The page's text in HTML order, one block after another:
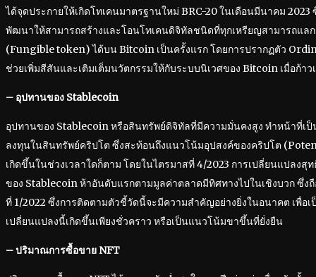
ได้จุดประกายให้เกิดโทเคนมาตรฐานใหม่ BRC-20 ในเดือนมีนาคม
พัฒนาให้สามารถสร้างและโอนโทเคนดิจิทัลชนิดที่ทุกเหรียญสามารถแล
(Fungible token) ได้บน Bitcoin เป็นครั้งแรก โดยการปรากฏตัว
ช่วยเพิ่มสีสันและเติมเต็มนวัตกรรมให้กับระบบนิเวศของ Bitcoin เมื่อก้าว
– อุปทานของ Stablecoin
อุปทานของ Stablecoin หรือสินทรัพย์ดิจิทัลที่มีความมั่นคงสูง ทำหน้าที่เ
ลงทุนในสินทรัพย์คริปโต ซึ่งสะท้อนถึงแนวโน้มอุปสงค์ของคริปโต
เกิดขึ้นในช่วงเวลาใดก็ตาม โดยในไตรมาสที่ 4/2023 การเปลี่ยนแปลงสุ
ของ Stablecoin ห้าอันดับแรกตามมูลค่าตลาดมีทิศทางไปในเชิงบวก ซึ่ง
ที่ 1/2022 ซึ่งการติดตามตัวชี้วัดนี้จะมีความสำคัญอย่างยิ่งในอนาคต เพื่อ
เปลี่ยนแปลงนี้เกิดขึ้นเพียงชั่วคราว หรือเป็นแนวโน้มขาขึ้นที่ยั่งยืน
– ปริมาณการซื้อขาย NFT